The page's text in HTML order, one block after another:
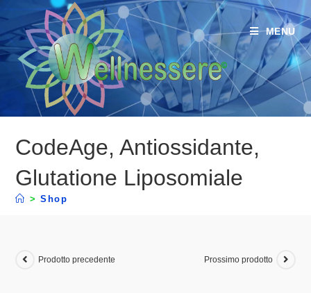
MENU
CodeAge, Antiossidante,
Glutatione Liposomiale
> Shop
Prodotto precedente Prossimo prodotto